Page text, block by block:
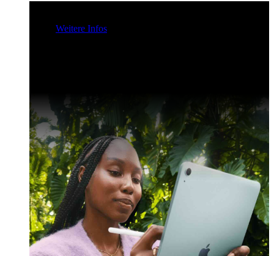
Weitere Infos